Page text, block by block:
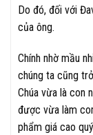
Do đó, đối với
của ông.
Chính nhờ mầu
chúng ta cũng
Chúa vừa là con
được vừa làm
phẩm giá cao